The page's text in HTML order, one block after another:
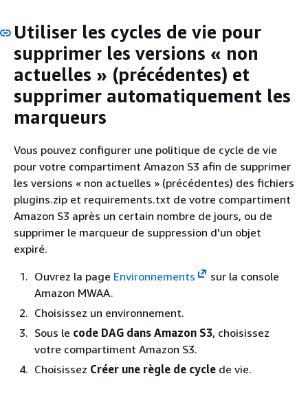
Utiliser les cycles de vie pour
supprimer les versions « non
actuelles » (précédentes) et
supprimer automatiquement les
marqueurs
Vous pouvez configurer une politique de cycle de vie
pour votre compartiment Amazon S3 afin de supprimer
les versions « non actuelles » (précédentes) des fichiers
plugins.zip et requirements.txt de votre compartiment
Amazon S3 après un certain nombre de jours, ou de
supprimer le marqueur de suppression d'un objet
expiré.
Ouvrez la page Environnements
sur la console
Amazon MWAA.
Choisissez un environnement.
Sous le code DAG dans Amazon S3, choisissez
votre compartiment Amazon S3.
Choisissez Créer une règle de cycle de vie.